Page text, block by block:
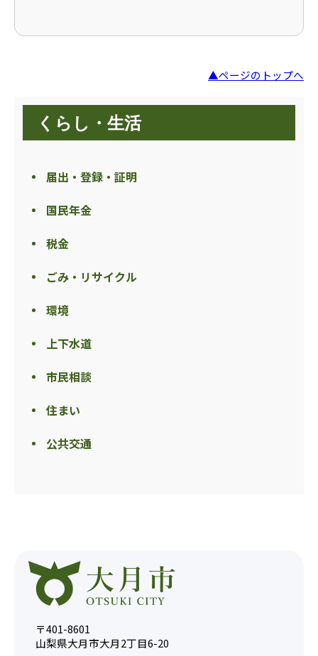
▲ページのトップへ
くらし・生活
届出・登録・証明
国民年金
税金
ごみ・リサイクル
環境
上下水道
市民相談
住まい
公共交通
〒401-8601
山梨県大月市大月2丁目6-20